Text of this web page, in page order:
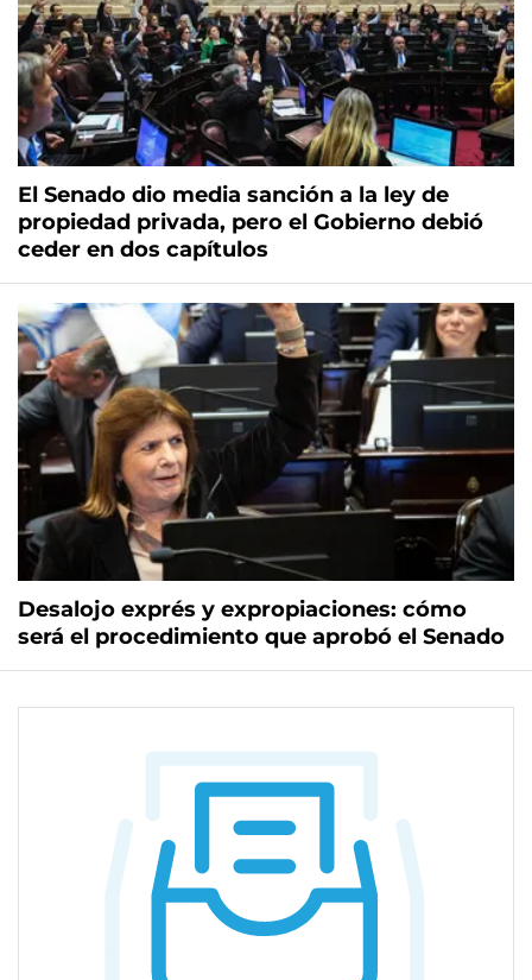
El Senado dio media sanción a la ley de
propiedad privada, pero el Gobierno debió
ceder en dos capítulos
Desalojo exprés y expropiaciones: cómo
será el procedimiento que aprobó el Senado